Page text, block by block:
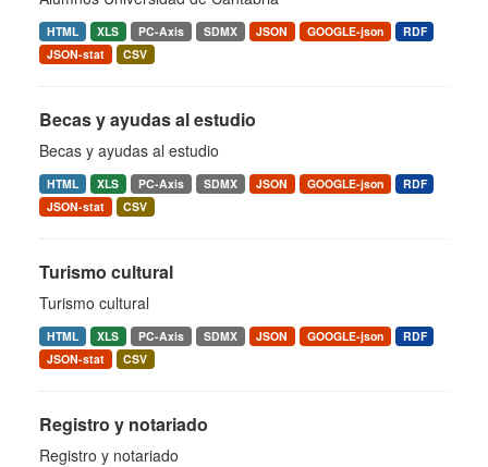
HTML XLS PC-Axis SDMX JSON GOOGLE-json
RDF
JSON-stat
CSV
Becas y ayudas al estudio
Becas y ayudas al estudio
HTML XLS PC-Axis SDMX JSON GOOGLE-json
RDF
JSON-stat
CSV
Turismo cultural
Turismo cultural
HTML XLS PC-Axis SDMX JSON GOOGLE-json
RDF
JSON-stat
CSV
Registro y notariado
Registro y notariado